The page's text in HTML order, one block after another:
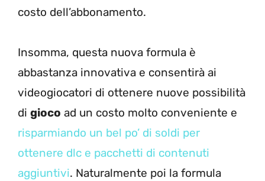
costo dell’abbonamento.
Insomma, questa nuova formula è
abbastanza innovativa e consentirà ai
videogiocatori di ottenere nuove possibilità
di gioco ad un costo molto conveniente e
risparmiando un bel po’ di soldi per
ottenere dlc e pacchetti di contenuti
aggiuntivi. Naturalmente poi la formula